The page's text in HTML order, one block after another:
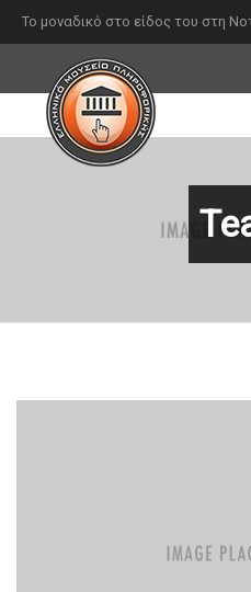
Το μοναδικό στο είδος του στη